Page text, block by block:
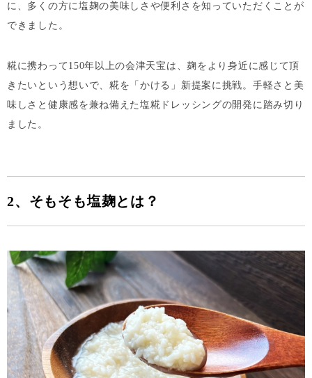
に、多くの方に塩麹の美味しさや便利さを知っていただくことが
できました。
糀に携わって150年以上の会津天宝は、麹をより身近に感じて頂
きたいという想いで、糀を「かける」新提案に挑戦。手軽さと美
味しさと健康感を兼ね備えた塩糀ドレッシングの開発に踏み切り
ました。
2、そもそも塩麹とは？